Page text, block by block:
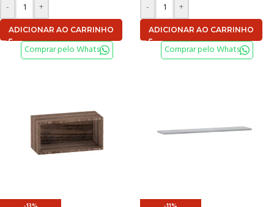
-
+
ADICIONAR AO CARRINHO
Comprar pelo Whats
-
+
ADICIONAR AO CARRINHO
Comprar pelo Whats